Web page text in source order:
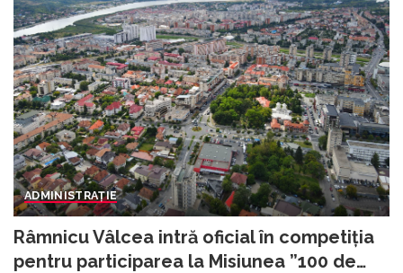
ADMINISTRAȚIE
Râmnicu Vâlcea intră oficial în competiţia
pentru participarea la Misiunea ”100 de